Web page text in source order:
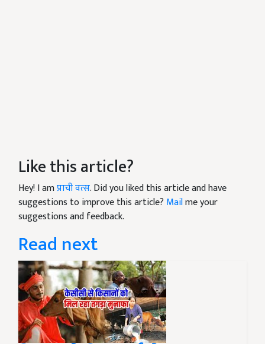
Like this article?
Hey! I amप्राची वत्स. Did you liked this article and have
suggestions to improve this article? Mailme your
suggestions and feedback.
Read next